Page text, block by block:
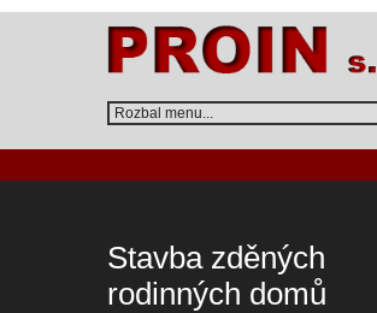
Stavba zděných
rodinných domů